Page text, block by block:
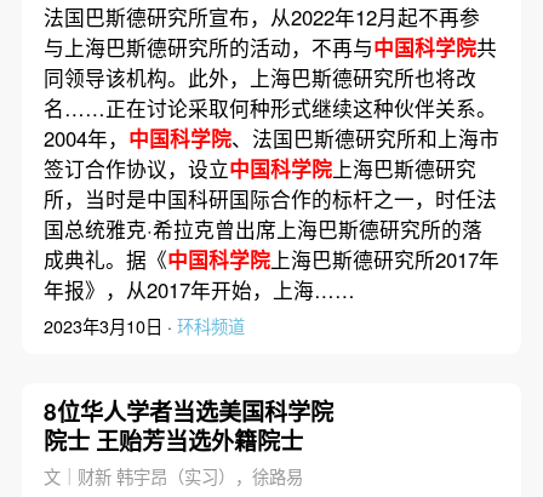
法国巴斯德研究所宣布，从2022年12月起不再参
与上海巴斯德研究所的活动，不再与中国科学院共
同领导该机构。此外，上海巴斯德研究所也将改
名……正在讨论采取何种形式继续这种伙伴关系。
2004年， 中国科学院、法国巴斯德研究所和上海市
签订合作协议，设立中国科学院上海巴斯德研究
所，当时是中国科研国际合作的标杆之一，时任法
国总统雅克·希拉克曾出席上海巴斯德研究所的落
成典礼。据《中国科学院上海巴斯德研究所2017年
年报》，从2017年开始，上海……
2023年3月10日 · 环科频道
8位华人学者当选美国科学院
院士 王贻芳当选外籍院士
文｜财新 韩宇昂（实习），徐路易